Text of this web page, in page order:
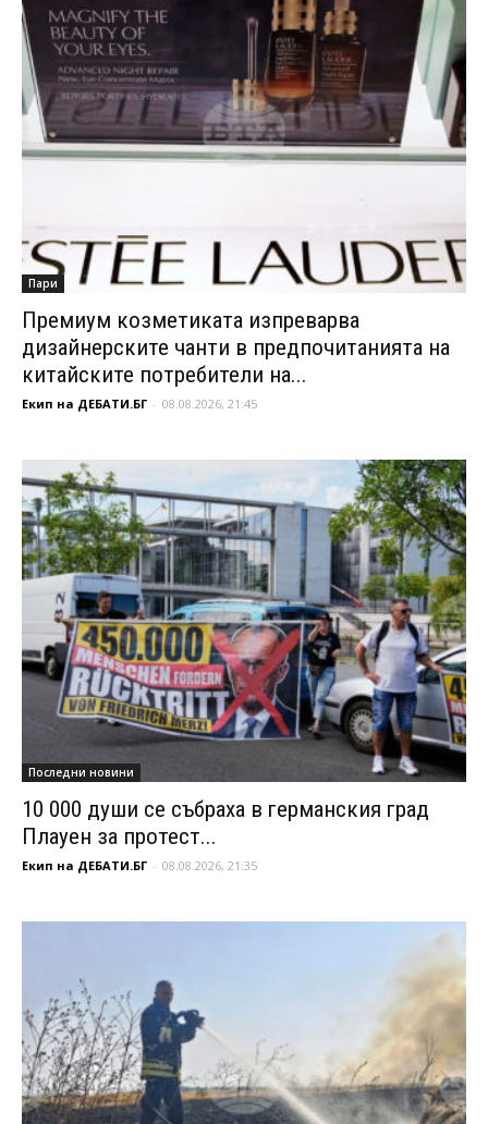
Пари
Премиум козметиката изпреварва
дизайнерските чанти в предпочитанията на
китайските потребители на...
Екип на ДЕБАТИ.БГ - 08.08.2026, 21:45
Последни новини
10 000 души се събраха в германския град
Плауен за протест...
Екип на ДЕБАТИ.БГ - 08.08.2026, 21:35